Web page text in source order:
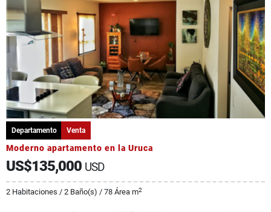
Departamento Venta
Moderno apartamento en la Uruca
US$135,000 USD
2 Habitaciones / 2 Baño(s) / 78 Área m2